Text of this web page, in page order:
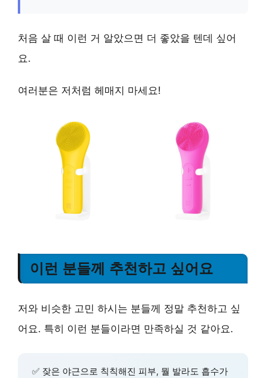
처음 살 때 이런 거 알았으면 더 좋았을 텐데 싶어
요.
여러분은 저처럼 헤매지 마세요!
이런 분들께 추천하고 싶어요
저와 비슷한 고민 하시는 분들께 정말 추천하고 싶
어요. 특히 이런 분들이라면 만족하실 것 같아요.
✅ 잦은 야근으로 칙칙해진 피부, 뭘 발라도 흡수가